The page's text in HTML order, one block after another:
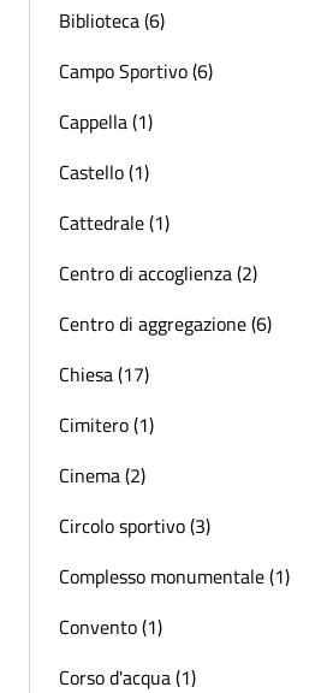
Biblioteca (6)
Campo Sportivo (6)
Cappella (1)
Castello (1)
Cattedrale (1)
Centro di accoglienza (2)
Centro di aggregazione (6)
Chiesa (17)
Cimitero (1)
Cinema (2)
Circolo sportivo (3)
Complesso monumentale (1)
Convento (1)
Corso d'acqua (1)